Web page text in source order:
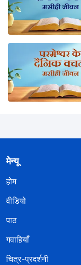
मेन्यू
होम
वीडियो
पाठ
गवाहियाँ
चित्र-प्रदर्शनी